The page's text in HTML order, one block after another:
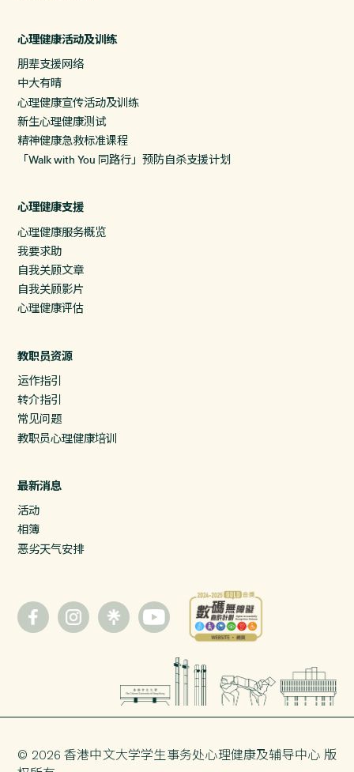
心理健康活动及训练
朋辈支援网络
中大有晴
心理健康宣传活动及训练
新生心理健康测试
精神健康急救标准课程
「Walk with You 同路行」预防自杀支援计划
心理健康支援
心理健康服务概览
我要求助
自我关顾文章
自我关顾影片
心理健康评估
教职员资源
运作指引
转介指引
常见问题
教职员心理健康培训
最新消息
活动
相簿
恶劣天气安排
© 2026 香港中文大学学生事务处心理健康及辅导中心 版